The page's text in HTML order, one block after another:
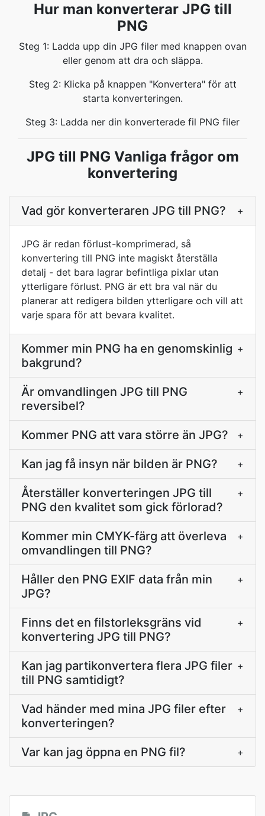
Hur man konverterar JPG till
PNG
Steg 1: Ladda upp din JPG filer med knappen ovan
eller genom att dra och släppa.
Steg 2: Klicka på knappen "Konvertera" för att
starta konverteringen.
Steg 3: Ladda ner din konverterade fil PNG filer
JPG till PNG Vanliga frågor om
konvertering
Vad gör konverteraren JPG till PNG? +
JPG är redan förlust-komprimerad, så
konvertering till PNG inte magiskt återställa
detalj - det bara lagrar befintliga pixlar utan
ytterligare förlust. PNG är ett bra val när du
planerar att redigera bilden ytterligare och vill att
varje spara för att bevara kvalitet.
Kommer min PNG ha en genomskinlig
bakgrund?
+
Är omvandlingen JPG till PNG
reversibel?
+
Kommer PNG att vara större än JPG? +
Kan jag få insyn när bilden är PNG? +
Återställer konverteringen JPG till
PNG den kvalitet som gick förlorad?
+
Kommer min CMYK-färg att överleva
omvandlingen till PNG?
+
Håller den PNG EXIF data från min
JPG?
+
Finns det en filstorleksgräns vid
konvertering JPG till PNG?
+
Kan jag partikonvertera flera JPG filer
till PNG samtidigt?
+
Vad händer med mina JPG filer efter
konverteringen?
+
Var kan jag öppna en PNG fil? +